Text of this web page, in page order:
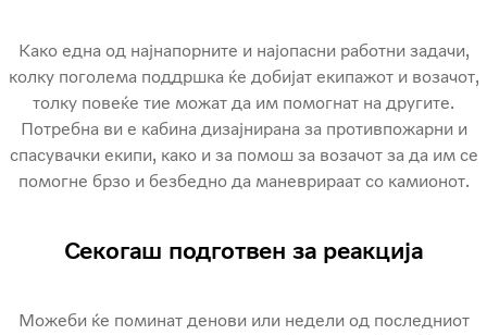
Како една од најнапорните и најопасни работни задачи,
колку поголема поддршка ќе добијат екипажот и возачот,
толку повеќе тие можат да им помогнат на другите.
Потребна ви е кабина дизајнирана за противпожарни и
спасувачки екипи, како и за помош за возачот за да им се
помогне брзо и безбедно да маневрираат со камионот.
Секогаш подготвен за реакција
Можеби ќе поминат денови или недели од последниот